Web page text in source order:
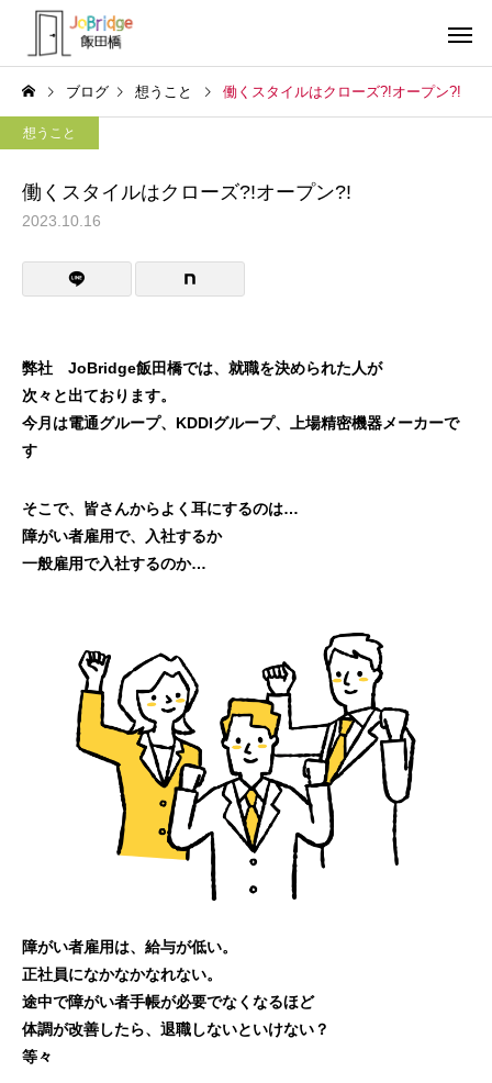
利用者の声
ブログ 想うこと 働くスタイルはクローズ?!オープン?!
想うこと
働くスタイルはクローズ?!オープン?!
2023.10.16
弊社 JoBridge飯田橋では、就職を決められた人が
次々と出ております。
今月は電通グループ、KDDIグループ、上場精密機器メーカーで
す
そこで、皆さんからよく耳にするのは…
障がい者雇用で、入社するか
一般雇用で入社するのか…
障がい者雇用は、給与が低い。
正社員になかなかなれない。
途中で障がい者手帳が必要でなくなるほど
体調が改善したら、退職しないといけない？
等々